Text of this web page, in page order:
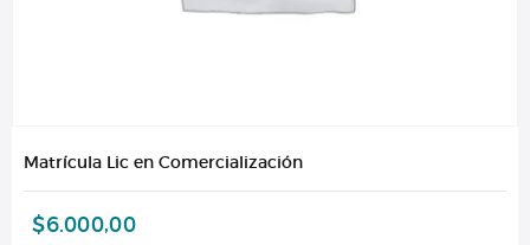
Matrícula Lic en Comercialización
$6.000,00